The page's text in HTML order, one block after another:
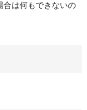
は何もできないの